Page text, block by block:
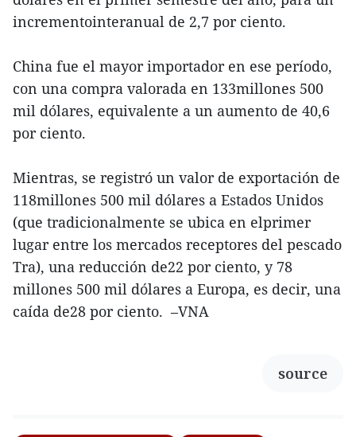
incrementointeranual de 2,7 por ciento.
China fue el mayor importador en ese período,
con una compra valorada en 133millones 500
mil dólares, equivalente a un aumento de 40,6
por ciento.
Mientras, se registró un valor de exportación de
118millones 500 mil dólares a Estados Unidos
(que tradicionalmente se ubica en elprimer
lugar entre los mercados receptores del pescado
Tra), una reducción de22 por ciento, y 78
millones 500 mil dólares a Europa, es decir, una
caída de28 por ciento. –VNA
source